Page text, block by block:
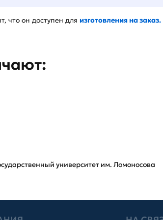
что он доступен для изготовления на заказ.
университет им. Ломоносова